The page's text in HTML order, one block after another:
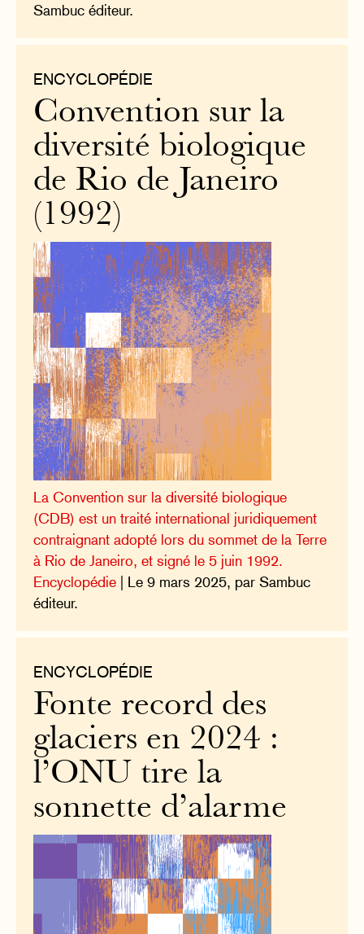
Sambuc éditeur.
ENCYCLOPÉDIE
Convention sur la
diversité biologique
de Rio de Janeiro
(1992)
La Convention sur la diversité biologique
(CDB) est un traité international juridiquement
contraignant adopté lors du sommet de la Terre
à Rio de Janeiro, et signé le 5 juin 1992.
Encyclopédie | Le 9 mars 2025, par Sambuc
éditeur.
ENCYCLOPÉDIE
Fonte record des
glaciers en 2024 :
l’ONU tire la
sonnette d’alarme